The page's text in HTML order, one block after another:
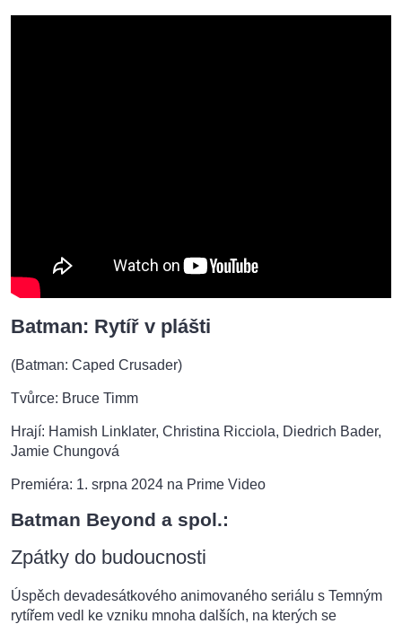
Batman: Rytíř v plášti
(Batman: Caped Crusader)
Tvůrce: Bruce Timm
Hrají: Hamish Linklater, Christina Ricciola, Diedrich Bader,
Jamie Chungová
Premiéra: 1. srpna 2024 na Prime Video
Batman Beyond a spol.:
Zpátky do budoucnosti
Úspěch devadesátkového animovaného seriálu s Temným
rytířem vedl ke vzniku mnoha dalších, na kterých se